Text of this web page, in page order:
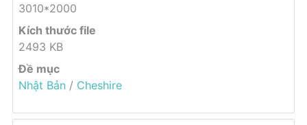
3010*2000
Kích thước file
2493 KB
Đề mục
Nhật Bản / Cheshire